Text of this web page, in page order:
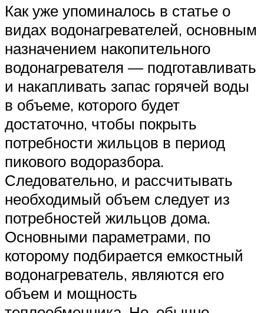
Как уже упоминалось в статье о
видах водонагревателей, основным
назначением накопительного
водонагревателя — подготавливать
и накапливать запас горячей воды
в объеме, которого будет
достаточно, чтобы покрыть
потребности жильцов в период
пикового водоразбора.
Следовательно, и рассчитывать
необходимый объем следует из
потребностей жильцов дома.
Основными параметрами, по
которому подбирается емкостный
водонагреватель, являются его
объем и мощность